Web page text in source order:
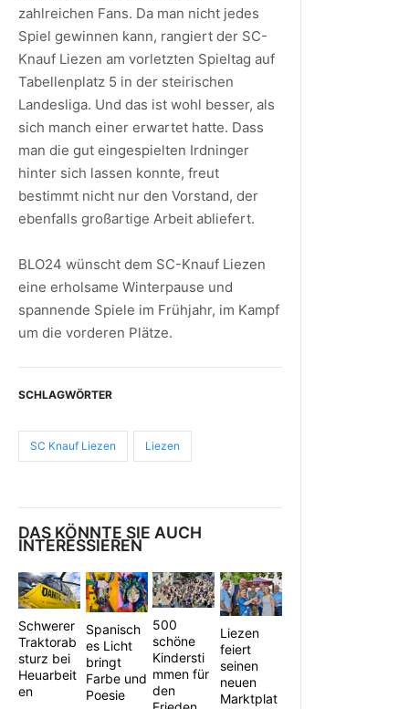
zahlreichen Fans. Da man nicht jedes
Spiel gewinnen kann, rangiert der SC-
Knauf Liezen am vorletzten Spieltag auf
Tabellenplatz 5 in der steirischen
Landesliga. Und das ist wohl besser, als
sich manch einer erwartet hatte. Dass
man die gut eingespielten Irdninger
hinter sich lassen konnte, freut
bestimmt nicht nur den Vorstand, der
ebenfalls großartige Arbeit abliefert.
BLO24 wünscht dem SC-Knauf Liezen
eine erholsame Winterpause und
spannende Spiele im Frühjahr, im Kampf
um die vorderen Plätze.
SCHLAGWÖRTER
SC Knauf Liezen Liezen
DAS KÖNNTE SIE AUCH
INTERESSIEREN
Schwerer
Traktorab
sturz bei
Heuarbeit
en
Spanisch
es Licht
bringt
Farbe und
Poesie
500
schöne
Kindersti
mmen für
den
Liezen
feiert
seinen
neuen
Marktplat